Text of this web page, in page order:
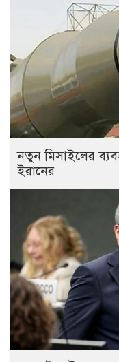
নতুন মিসাইলের
ইরানের